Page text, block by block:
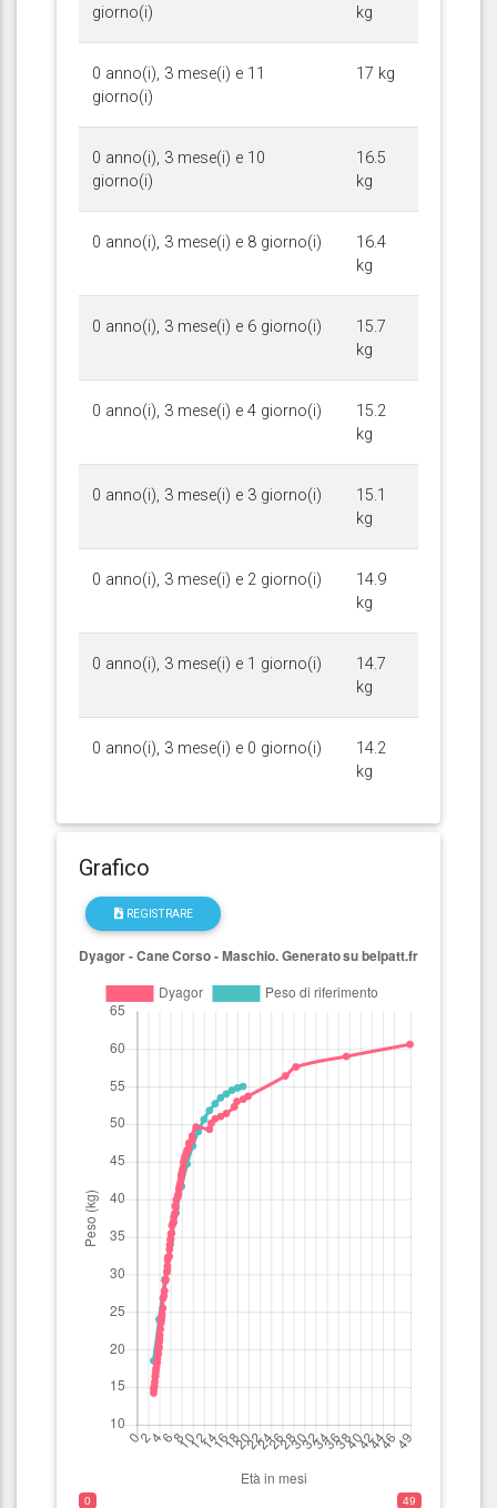
giorno(i)
kg
0 anno(i), 3 mese(i) e 11
giorno(i)
17 kg
0 anno(i), 3 mese(i) e 10
giorno(i)
16.5
kg
0 anno(i), 3 mese(i) e 8 giorno(i)
16.4
kg
0 anno(i), 3 mese(i) e 6 giorno(i)
15.7
kg
0 anno(i), 3 mese(i) e 4 giorno(i)
15.2
kg
0 anno(i), 3 mese(i) e 3 giorno(i)
15.1
kg
0 anno(i), 3 mese(i) e 2 giorno(i)
14.9
kg
0 anno(i), 3 mese(i) e 1 giorno(i)
14.7
kg
0 anno(i), 3 mese(i) e 0 giorno(i)
14.2
kg
Grafico
REGISTRARE
0 49